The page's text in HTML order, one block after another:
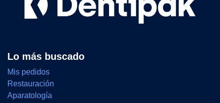
Lo más buscado
Mis pedidos
Restauración
Aparatología